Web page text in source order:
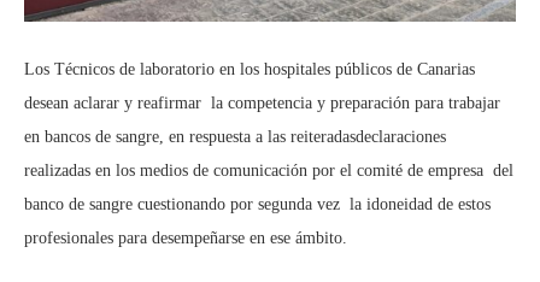
Los Técnicos de laboratorio en los hospitales públicos de Canarias
desean aclarar y reafirmar la competencia y preparación para trabajar
en bancos de sangre, en respuesta a las reiteradasdeclaraciones
realizadas en los medios de comunicación por el comité de empresa del
banco de sangre cuestionando por segunda vez la idoneidad de estos
profesionales para desempeñarse en ese ámbito.